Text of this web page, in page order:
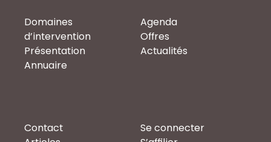
Domaines
d’intervention
Présentation
Annuaire
Agenda
Offres
Actualités
Contact
Se connecter